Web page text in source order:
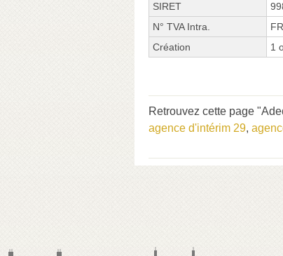
SIRET
N° TVA Intra.
Création
1
Retrouvez cette page
agence d'intérim 29,